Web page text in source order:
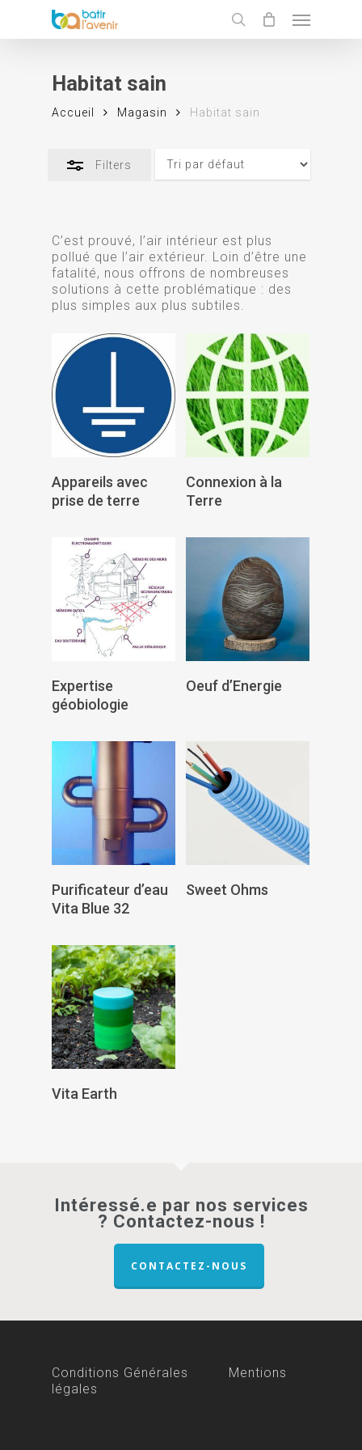
main
search
Habitat sain
Accueil Magasin Habitat sain
Filters
Filters
C’est prouvé, l’air intérieur est plus
pollué que l’air extérieur. Loin d’être une
fatalité, nous offrons de nombreuses
solutions à cette problématique : des
plus simples aux plus subtiles.
Lire La Suite
Appareils avec
prise de terre
Lire La Suite
Connexion à la
Terre
Lire La Suite
Expertise
géobiologie
Lire La Suite
Oeuf d’Energie
Lire La Suite
Purificateur d’eau
Vita Blue 32
Lire La Suite
Sweet Ohms
Lire La Suite
Vita Earth
Intéressé.e par nos services
? Contactez-nous !
CONTACTEZ-NOUS
Conditions Générales Mentions
légales